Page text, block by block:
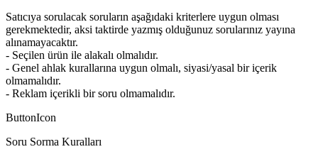
Satıcıya sorulacak soruların aşağıdaki kriterlere uygun olması
gerekmektedir, aksi taktirde yazmış olduğunuz sorularınız yayına
alınamayacaktır.
- Seçilen ürün ile alakalı olmalıdır.
- Genel ahlak kurallarına uygun olmalı, siyasi/yasal bir içerik
olmamalıdır.
- Reklam içerikli bir soru olmamalıdır.
ButtonIcon
Soru Sorma Kuralları